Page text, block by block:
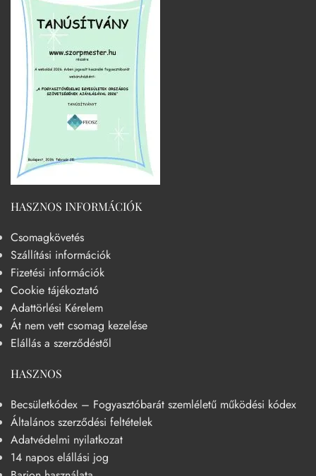
HASZNOS INFORMÁCIÓK
Csomagkövetés
Szállítási információk
Fizetési információk
Cookie tájékoztató
Adattörlési Kérelem
Át nem vett csomag kezelése
Elállás a szerződéstől
HASZNOS
Becsületkódex – Fogyasztóbarát szemléletű működési kódex
Általános szerződési feltételek
Adatvédelmi nyilatkozat
14 napos elállási jog